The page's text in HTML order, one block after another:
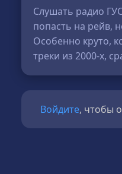
Слушать радио
попасть на рейв,
Особенно круто,
треки из 2000-х,
Войдите, чтобы